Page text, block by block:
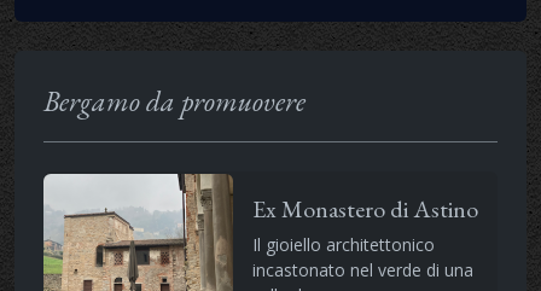
Bergamo da promuovere
Ex Monastero di Astino
Il gioiello architettonico
incastonato nel verde di una